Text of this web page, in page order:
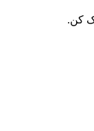
کن.